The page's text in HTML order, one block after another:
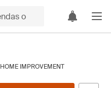
HOME IMPROVEMENT